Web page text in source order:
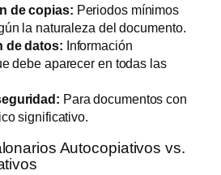
de copias: Periodos mínimos
la naturaleza del documento.
de datos: Información
debe aparecer en todas las
Para documentos con
significativo.
Autocopiativos vs.